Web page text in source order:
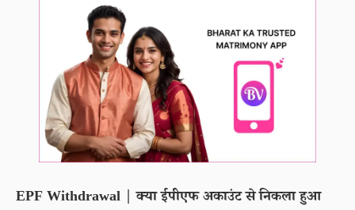
EPF Withdrawal | क्या ईपीएफ अकाउंट से निकला हुआ